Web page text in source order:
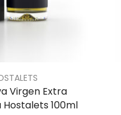
Virgen Extra
100ml